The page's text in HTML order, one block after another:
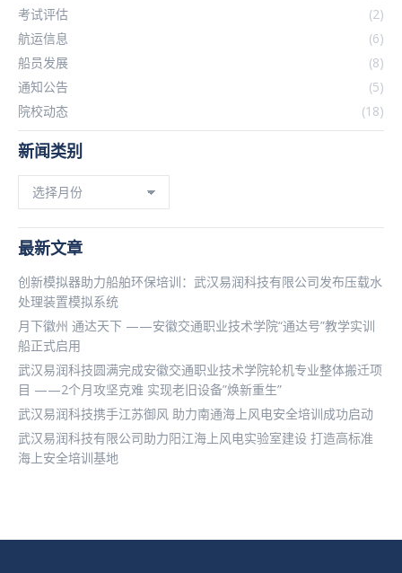
考试评估
(2)
航运信息
(6)
船员发展
(8)
通知公告
(5)
院校动态
(18)
新闻类别
类
别
最新文章
创新模拟器助力船舶环保培训：武汉易润科技有限公司发布压载水
处理装置模拟系统
月下徽州 通达天下 ——安徽交通职业技术学院“通达号”教学实训
船正式启用
武汉易润科技圆满完成安徽交通职业技术学院轮机专业整体搬迁项
目 ——2个月攻坚克难 实现老旧设备”焕新重生”
武汉易润科技携手江苏御风 助力南通海上风电安全培训成功启动
武汉易润科技有限公司助力阳江海上风电实验室建设 打造高标准
海上安全培训基地